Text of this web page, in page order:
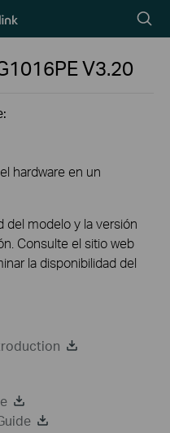
icon
V3.20
hardware en un
del modelo y la versión
Consulte el sitio web
la disponibilidad del